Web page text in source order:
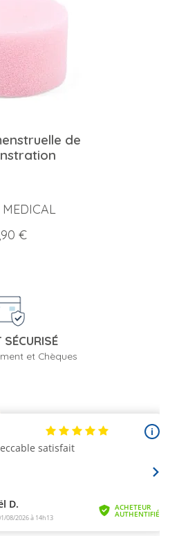
de
MEDICAL
€
SÉCURISÉ
et Chèques